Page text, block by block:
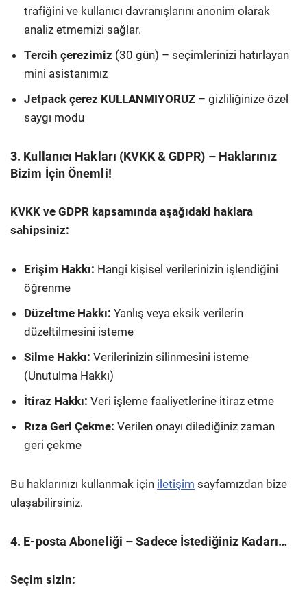
trafiğini ve kullanıcı davranışlarını anonim olarak
analiz etmemizi sağlar.
Tercih çerezimiz (30 gün) – seçimlerinizi hatırlayan
mini asistanımız
Jetpack çerez KULLANMIYORUZ – gizliliğinize özel
saygı modu
3. Kullanıcı Hakları (KVKK & GDPR) – Haklarınız
Bizim İçin Önemli!
KVKK ve GDPR kapsamında aşağıdaki haklara
sahipsiniz:
Erişim Hakkı: Hangi kişisel verilerinizin işlendiğini
öğrenme
Düzeltme Hakkı: Yanlış veya eksik verilerin
düzeltilmesini isteme
Silme Hakkı: Verilerinizin silinmesini isteme
(Unutulma Hakkı)
İtiraz Hakkı: Veri işleme faaliyetlerine itiraz etme
Rıza Geri Çekme: Verilen onayı dilediğiniz zaman
geri çekme
Bu haklarınızı kullanmak için iletişim sayfamızdan bize
ulaşabilirsiniz.
4. E-posta Aboneliği – Sadece İstediğiniz Kadarı…
Seçim sizin: